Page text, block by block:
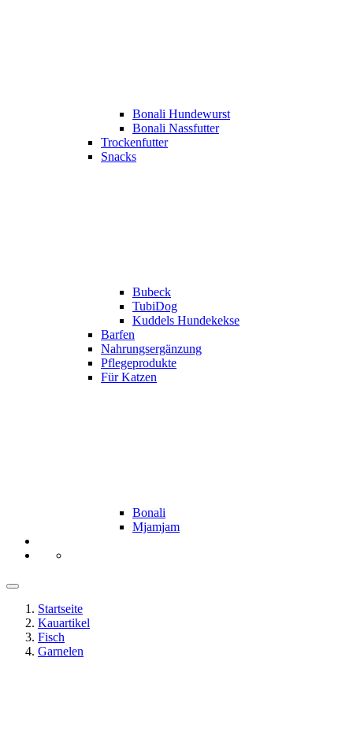
Bonali Hundewurst
Bonali Nassfutter
Trockenfutter
Snacks
Bubeck
TubiDog
Kuddels Hundekekse
Barfen
Nahrungsergänzung
Pflegeprodukte
Für Katzen
Bonali
Mjamjam
Startseite
Kauartikel
Fisch
Garnelen